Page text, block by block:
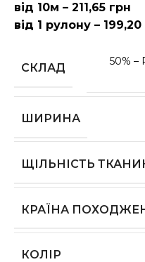
від 10м – 211,65 грн
від 1 рулону – 199,20
СКЛАД
50% –
ШИРИНА
ЩІЛЬНІСТЬ
КРАЇНА
КОЛІР